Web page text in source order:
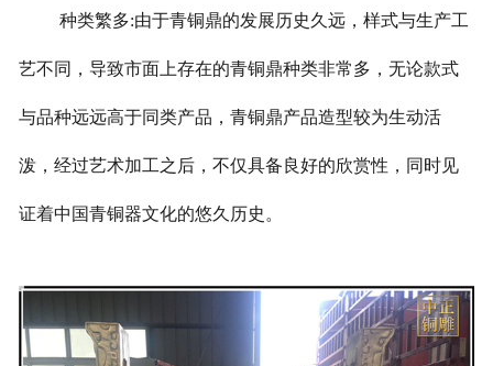
种类繁多:由于青铜鼎的发展历史久远，样式与生产工
艺不同，导致市面上存在的青铜鼎种类非常多，无论款式
与品种远远高于同类产品，青铜鼎产品造型较为生动活
泼，经过艺术加工之后，不仅具备良好的欣赏性，同时见
证着中国青铜器文化的悠久历史。